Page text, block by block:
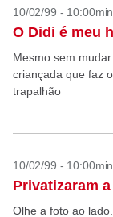
10/02/99 - 10:00min
O Didi é meu
Mesmo sem
criançada que faz
trapalhão
10/02/99 - 10:00min
Privatizaram
Olhe a foto ao